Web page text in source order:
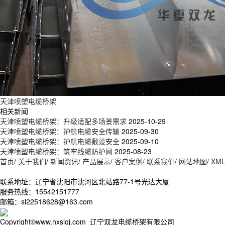
天津喷塑电缆桥架
相关新闻
天津喷塑电缆桥架：升级适配多场景需求 2025-10-29
天津喷塑电缆桥架：护航电缆安全传输 2025-09-30
天津喷塑电缆桥架：护航电缆敷设安全 2025-09-10
天津喷塑电缆桥架：筑牢线缆防护网 2025-08-23
首页/ 关于我们/ 新闻资讯/ 产品展示/ 客户案例/ 联系我们/ 网站地图/ XML
联系地址：辽宁省沈阳市沈河区北站路77-1号光达大厦
服务热线：15542151777
邮箱：sl22518628@163.com
Copyright©www.hxslqj.com 辽宁双龙电缆桥架有限公司